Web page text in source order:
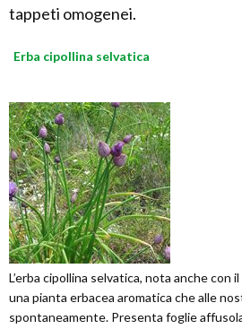
tappeti omogenei.
Erba cipollina selvatica
L’erba cipollina selvatica, nota anche con
una pianta erbacea aromatica che alle
spontaneamente. Presenta foglie